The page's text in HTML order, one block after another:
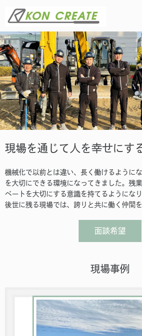
現場を通じて人を幸せにす
機械化で以前とは違い、長く働けるように
を大切にできる環境になってきました。残
ベートを大切にする意識を持てるようにな
後世に残る現場では、誇りと共に働く仲間
面談希望
現場事例